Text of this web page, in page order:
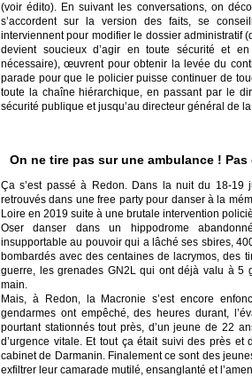
(voir édito). En suivant les conversations, on
s’accordent sur la version des faits, se
interviennent pour modifier le dossier administratif
devient soucieux d’agir en toute sécurité et
nécessaire), œuvrent pour obtenir la levée du
parade pour que le policier puisse continuer de
toute la chaîne hiérarchique, en passant par le
sécurité publique et jusqu’au directeur général de
On ne tire pas sur une ambulance ! Pas
Ça s’est passé à Redon. Dans la nuit du 18-19
retrouvés dans une free party pour danser à la
Loire en 2019 suite à une brutale intervention
Oser danser dans un hippodrome
insupportable au pouvoir qui a lâché ses sbires,
bombardés avec des centaines de lacrymos, des
guerre, les grenades GN2L qui ont déjà valu à 5
main.
Mais, à Redon, la Macronie s’est encore
gendarmes ont empêché, des heures durant,
pourtant stationnés tout près, d’un jeune de 22
d’urgence vitale. Et tout ça était suivi des près et
cabinet de Darmanin. Finalement ce sont des
exfiltrer leur camarade mutilé, ensanglanté et